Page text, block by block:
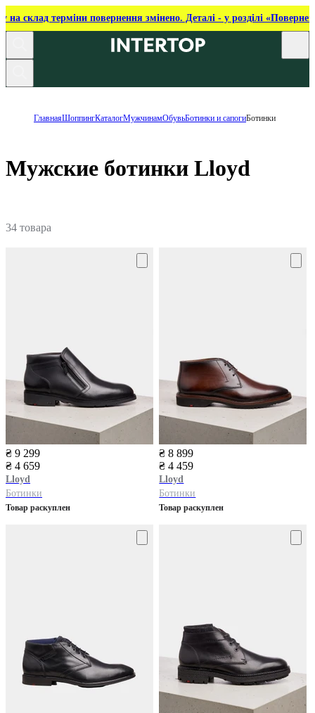
на склад терміни повернення змінено. Деталі - у розділі
ГлавнаяШоппингКаталогМужчинамОбувьБотинки и сапогиБотинки
Мужские ботинки Lloyd
34 товара
₴ 9 299
₴ 4 659
Lloyd
Ботинки
Товар раскуплен
₴ 8 899
₴ 4 459
Lloyd
Ботинки
Товар раскуплен